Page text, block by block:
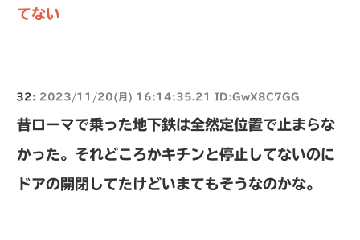
てない
32: 2023/11/20(月) 16:14:35.21 ID:GwX8C7GG
昔ローマで乗った地下鉄は全然定位置で止まらな
かった。それどころかキチンと停止してないのに
ドアの開閉してたけどいまてもそうなのかな。